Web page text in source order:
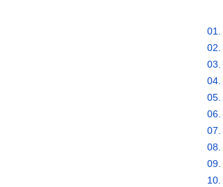
01.
02.
03.
04.
05.
06.
07.
08.
09.
10.